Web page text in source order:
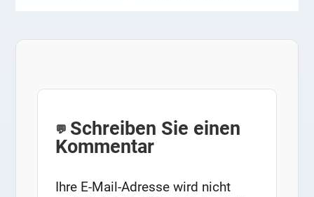
Schreiben Sie einen
Kommentar
Ihre E-Mail-Adresse wird nicht